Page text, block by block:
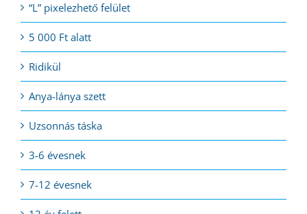
“L” pixelezhető felület
5 000 Ft alatt
Ridikül
Anya-lánya szett
Uzsonnás táska
3-6 évesnek
7-12 évesnek